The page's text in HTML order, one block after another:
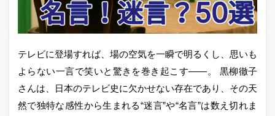
テレビに登場すれば、場の空気を一瞬で明るくし、思いも
よらない一言で笑いと驚きを巻き起こす——。 黒柳徹子
さんは、日本のテレビ史に欠かせない存在であり、その天
然で独特な感性から生まれる“迷言”や“名言”は数え切れま